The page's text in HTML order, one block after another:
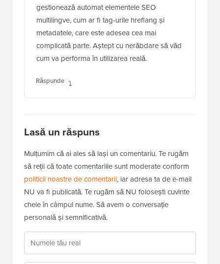
gestionează automat elementele SEO
multilingve, cum ar fi tag-urile hreflang și
metadatele, care este adesea cea mai
complicată parte. Aștept cu nerăbdare să văd
cum va performa în utilizarea reală.
Răspunde
Lasă un răspuns
Mulțumim că ai ales să lași un comentariu. Te rugăm
să reții că toate comentariile sunt moderate conform
politicii noastre de comentarii, iar adresa ta de e-mail
NU va fi publicată. Te rugăm să NU folosești cuvinte
cheie în câmpul nume. Să avem o conversație
personală și semnificativă.